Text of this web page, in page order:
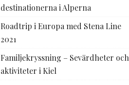
destinationerna i Alperna
Roadtrip i Europa med Stena Line
2021
Familjekryssning – Sevärdheter och
aktiviteter i Kiel